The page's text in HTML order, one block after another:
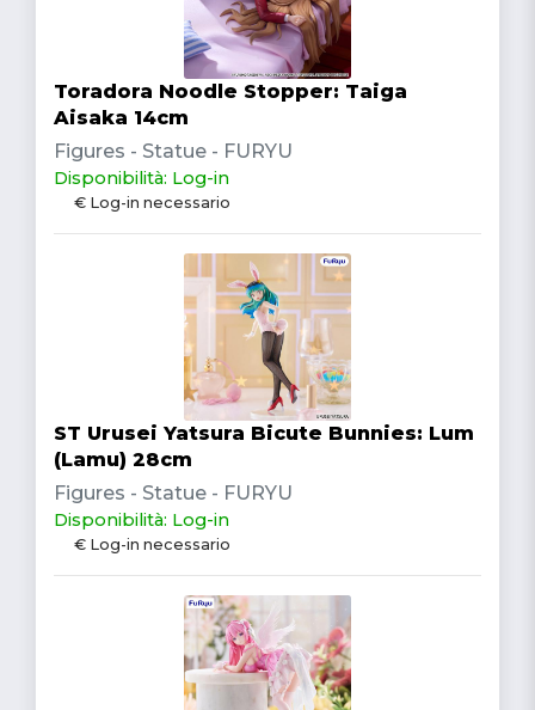
Toradora Noodle Stopper: Taiga
Aisaka 14cm
Figures - Statue - FURYU
Disponibilità: Log-in
€ Log-in necessario
ST Urusei Yatsura Bicute Bunnies: Lum
(Lamu) 28cm
Figures - Statue - FURYU
Disponibilità: Log-in
€ Log-in necessario